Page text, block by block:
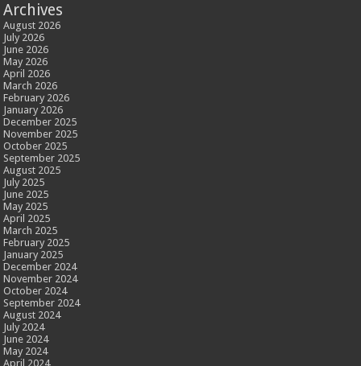
Archives
August 2026
July 2026
June 2026
May 2026
April 2026
March 2026
February 2026
January 2026
December 2025
November 2025
October 2025
September 2025
August 2025
July 2025
June 2025
May 2025
April 2025
March 2025
February 2025
January 2025
December 2024
November 2024
October 2024
September 2024
August 2024
July 2024
June 2024
May 2024
April 2024